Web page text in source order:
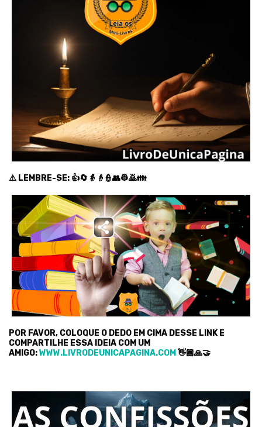
⚠️ LEMBRE-SE: 👍🔄👵👴👮👥👷🙇👪
POR FAVOR, COLOQUE O DEDO EM CIMA DESSE LINK E
COMPARTILHE ESSA IDEIA COM UM
AMIGO:WWW.LIVRODEUNICAPAGINA.COM 👋🏿🙏🤝